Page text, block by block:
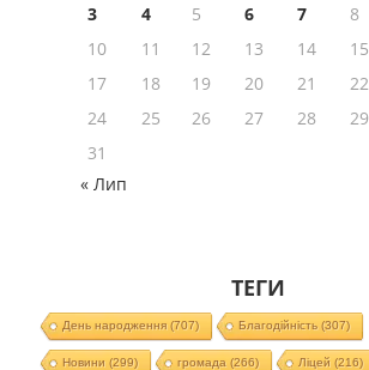
3
4 5 6 7 8
10
11 12 13 14 15
17
18 19 20 21 22
24
25 26 27 28 29
31
« Лип
ТЕГИ
День народження(707) Благодійність (307)
Новини (299) громада (266) Ліцей (216)